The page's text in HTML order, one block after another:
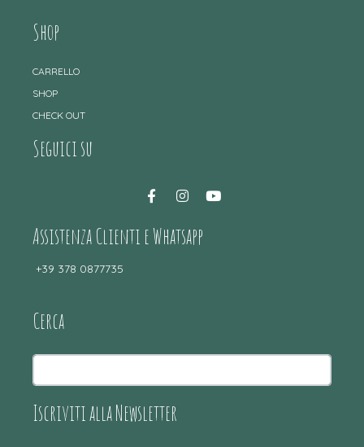
Shop
CARRELLO
SHOP
CHECK OUT
Seguici su
Assistenza Clienti e Whatsapp
+39 378 0877735
Cerca
Iscriviti alla Newsletter